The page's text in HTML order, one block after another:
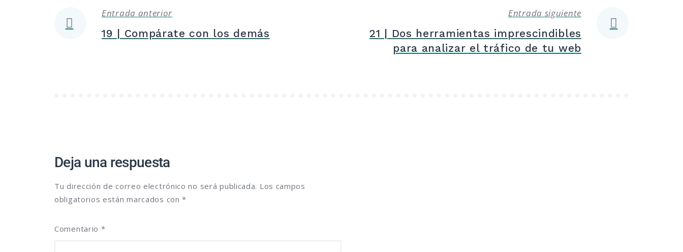
Navegación
Entrada anterior
19 | Compárate con los demás
Entrada siguiente
21 | Dos herramientas imprescindibles
para analizar el tráfico de tu web
Deja una respuesta
Tu dirección de correo electrónico no será publicada. Los campos
obligatorios están marcados con*
Comentario *